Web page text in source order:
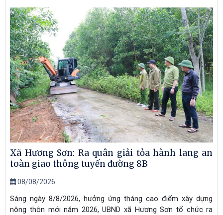
Xã Hương Sơn: Ra quân giải tỏa hành lang an
toàn giao thông tuyến đường 8B
08/08/2026
Sáng ngày 8/8/2026, hưởng ứng tháng cao điểm xây dựng
nông thôn mới năm 2026, UBND xã Hương Sơn tổ chức ra